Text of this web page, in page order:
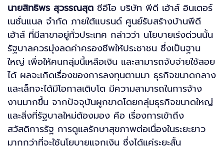
นายสิทธิพร สุวรรณสุต ซีอีโอ บริษัท พีดี เฮ้าส์ อินเตอร์
เนชั่นแนล จำกัด ภายใต้แบรนด์ ศูนย์รับสร้างบ้านพีดี
เฮ้าส์ ที่มีสาขาอยู่ทั่วประเทศ กล่าวว่า นโยบายเร่งด่วนนั้น
รัฐบาลควรมุ่งลดค่าครองชีพให้ประชาชน ซึ่งเป็นฐาน
ใหญ่ เพื่อให้คนกลุ่มนี้เหลือเงิน และสามารถจับจ่ายใช้สอย
ได้ ผลจะเกิดเรื่องของการลงทุนตามมา ธุรกิจขนาดกลาง
และเล็กจะได้มีโอกาสเติบโต มีความสามารถในการจ้าง
งานมากขึ้น จากปัจจุบันผูกขาดโดยกลุ่มธุรกิจขนาดใหญ่
และสิ่งที่รัฐบาลใหม่ต้องมอง คือ เรื่องการเข้าถึง
สวัสดิการรัฐ การดูแลรักษาสุขภาพต่อเนื่องในระยะยาว
มากกว่าที่จะใช้นโยบายแจกเงิน ซึ่งได้แค่ระยะสั้น